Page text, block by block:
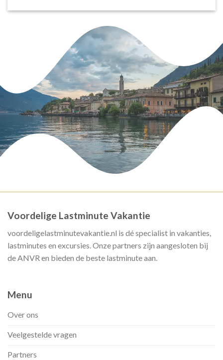
Voordelige Lastminute Vakantie
voordeligelastminutevakantie.nl is dé specialist in vakanties,
lastminutes en excursies. Onze partners zijn aangesloten bij
de ANVR en bieden de beste lastminute aan.
Menu
Over ons
Veelgestelde vragen
Partners